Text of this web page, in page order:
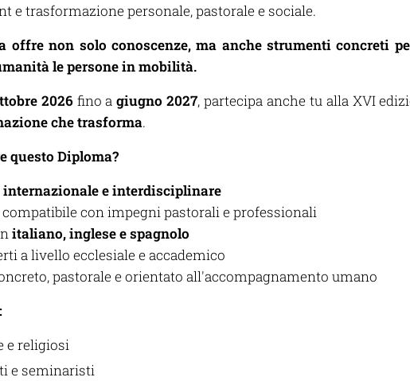
e trasformazione personale, pastorale e sociale.
offre non solo conoscenze, ma anche strumenti concreti
le persone in mobilità.
2026fino agiugno 2027, partecipa anche tu alla XVI
che trasforma.
questo Diploma?
internazionale e interdisciplinare
compatibile con impegni pastorali e professionali
italiano, inglese e spagnolo
a livello ecclesiale e accademico
pastorale e orientato all'accompagnamento umano
e religiosi
e seminaristi